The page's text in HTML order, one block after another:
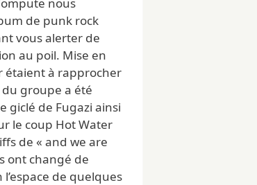
de punk rock
vous alerter de
au poil. Mise en
étaient à rapprocher
du groupe a été
giclé de Fugazi ainsi
le coup Hot Water
de « and we are
ont changé de
de quelques